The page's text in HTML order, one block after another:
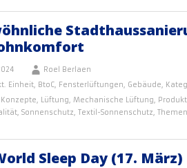
Roel Berlaen
Einheit, BtoC, Fensterlüftungen, Gebäude,
Konzepte, Lüftung, Mechanische Lüftung,
, Sonnenschutz, Textil-Sonnenschutz, Themen
Sleep Day (17. März)